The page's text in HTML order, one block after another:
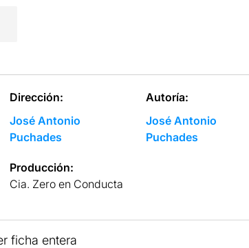
Dirección:
José Antonio
Puchades
Autoría:
José Antonio
Puchades
Producción:
Cia. Zero en Conducta
ficha entera